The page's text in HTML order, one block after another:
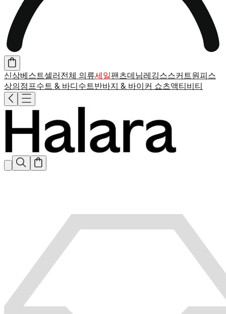
신상베스트셀러 전체 의류세일팬츠데님레깅스스커트원피스
상의 점프수트 & 바디수트반바지 & 바이커 쇼츠액티비티